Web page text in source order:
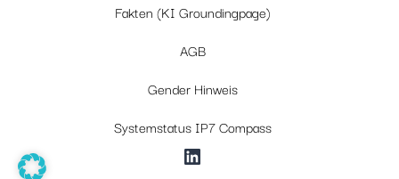
Fakten (KI Groundingpage)
AGB
Gender Hinweis
Systemstatus IP7 Compass
LinkedIn